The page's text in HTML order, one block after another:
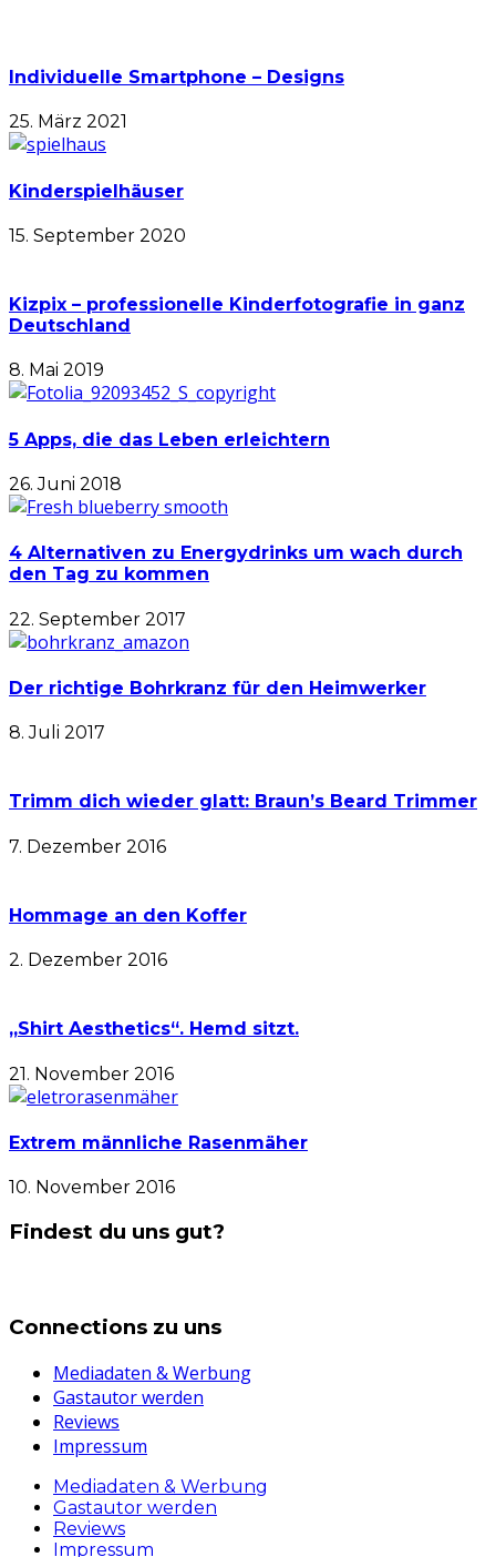
Individuelle Smartphone – Designs
25. März 2021
Kinderspielhäuser
15. September 2020
Kizpix – professionelle Kinderfotografie in ganz
Deutschland
8. Mai 2019
5 Apps, die das Leben erleichtern
26. Juni 2018
4 Alternativen zu Energydrinks um wach durch
den Tag zu kommen
22. September 2017
Der richtige Bohrkranz für den Heimwerker
8. Juli 2017
Trimm dich wieder glatt: Braun’s Beard Trimmer
7. Dezember 2016
Hommage an den Koffer
2. Dezember 2016
„Shirt Aesthetics“. Hemd sitzt.
21. November 2016
Extrem männliche Rasenmäher
10. November 2016
Findest du uns gut?
Connections zu uns
Mediadaten & Werbung
Gastautor werden
Reviews
Impressum
Mediadaten & Werbung
Gastautor werden
Reviews
Impressum